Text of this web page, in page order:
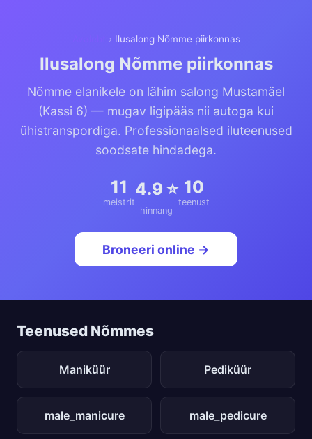
› Ilusalong Nõmme piirkonnas
Ilusalong Nõmme piirkonnas
Nõmme elanikele on lähim salong Mustamäel
(Kassi 6) — mugav ligipääs nii autoga kui
ühistranspordiga. Professionaalsed iluteenused
soodsate hindadega.
11
meistrit
4.9 ⭐
hinnang
10
teenust
Broneeri online →
Teenused Nõmmes
Maniküür Pediküür
male_manicure male_pedicure